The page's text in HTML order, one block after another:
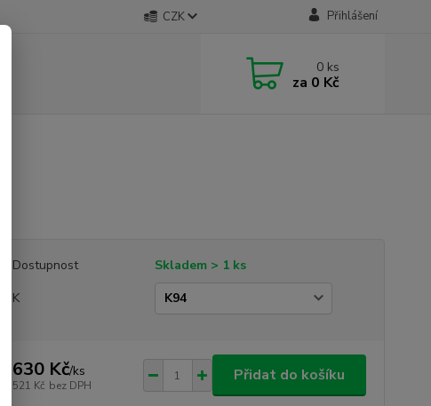
CZK Přihlášení
0 ks
za 0 Kč
Dostupnost
Skladem > 1 ks
K
630 Kč/ks
521 Kč bez DPH
Přidat do košíku